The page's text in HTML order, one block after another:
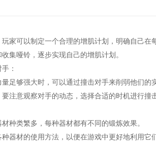
可以制定一个合理的增肌计划，明确自己在每
哑铃，逐步实现自己的增肌计划。
：
够强大时，可以通过撞击对手来削弱他们的实
意观察对手的动态，选择合适的时机进行撞击
类繁多，每种器材都有不同的锻炼效果。
材的使用方法，以便在游戏中更好地利用它们